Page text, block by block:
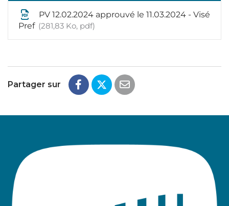
PV 12.02.2024 approuvé le 11.03.2024 - Visé
Pref 281,83 Ko, pdf
Partager sur